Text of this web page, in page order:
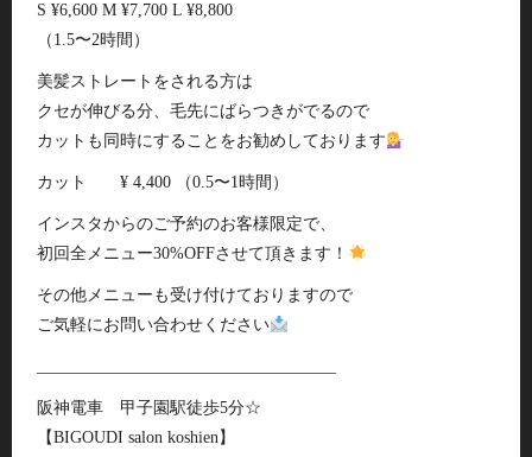
S ¥6,600 M ¥7,700 L ¥8,800
（1.5〜2時間）
美髪ストレートをされる方は
クセが伸びる分、毛先にばらつきがでるので
カットも同時にすることをお勧めしております
カット ¥ 4,400 （0.5〜1時間）
インスタからのご予約のお客様限定で、
初回全メニュー30%OFFさせて頂きます！
その他メニューも受け付けておりますので
ご気軽にお問い合わせください
阪神電車 甲子園駅徒歩5分☆
【BIGOUDI salon koshien】